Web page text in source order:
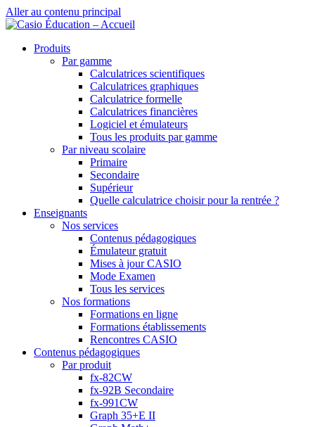
Aller au contenu principal
Produits
Par gamme
Calculatrices scientifiques
Calculatrices graphiques
Calculatrice formelle
Calculatrices financières
Logiciel et émulateurs
Tous les produits par gamme
Par niveau scolaire
Primaire
Secondaire
Supérieur
Quelle calculatrice choisir pour la rentrée ?
Enseignants
Nos services
Contenus pédagogiques
Émulateur gratuit
Mises à jour CASIO
Mode Examen
Tous les services
Nos formations
Formations en ligne
Formations établissements
Rencontres CASIO
Contenus pédagogiques
Par produit
fx-82CW
fx-92B Secondaire
fx-991CW
Graph 35+E II